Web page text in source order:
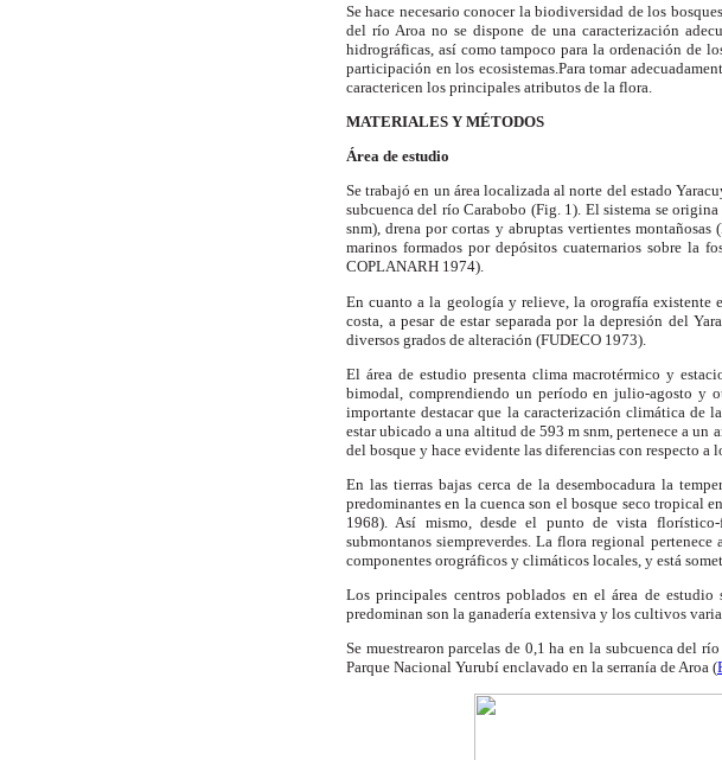
Se hace necesario conocer la biodiversidad de los
del río Aroa no se dispone de una caracterización
hidrográficas, así como tampoco para la ordenación de
participación en los ecosistemas.Para tomar
caractericen los principales atributos de la flora.
MATERIALES Y MÉTODOS
Área de estudio
Se trabajó en un área localizada al norte del estado
subcuenca del río Carabobo (Fig. 1). El sistema se
snm), drena por cortas y abruptas vertientes
marinos formados por depósitos cuaternarios sobre la
COPLANARH 1974).
En cuanto a la geología y relieve, la orografía existente
costa, a pesar de estar separada por la depresión del
diversos grados de alteración (FUDECO 1973).
El área de estudio presenta clima macrotérmico y
bimodal, comprendiendo un período en julio-agosto
importante destacar que la caracterización climática de
estar ubicado a una altitud de 593 msnm, pertenece a un
del bosque y hace evidente las diferencias con respecto a
En las tierras bajas cerca de la desembocadura la
predominantes en la cuenca son el bosque seco tropical
1968). Así mismo, desde el punto de vista
submontanos siempreverdes. La flora regional
componentes orográficos y climáticos locales, y está
Los principales centros poblados en el área de
predominan son la ganadería extensiva y los cultivos
Se muestrearon parcelas de 0,1 ha en la subcuenca del
Parque Nacional Yurubí enclavado en la serranía de Aroa (